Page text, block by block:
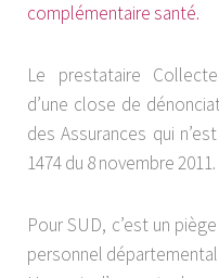
complémentaire santé.
Le prestataire
d’une close de
des Assurances qui
1474 du 8 novembre 2011.
Pour SUD, c’est un
personnel